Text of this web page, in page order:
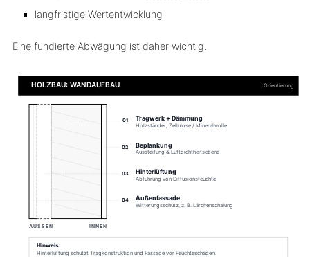
langfristige Wertentwicklung
Eine fundierte Abwägung ist daher wichtig.